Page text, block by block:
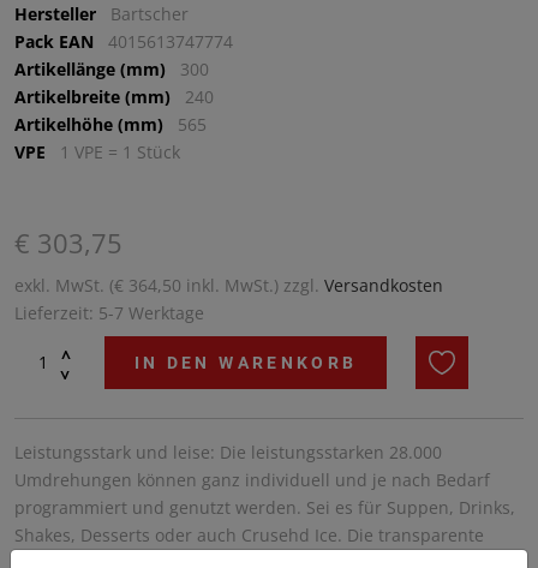
Hersteller
Bartscher
Pack EAN
4015613747774
Artikellänge (mm)
300
Artikelbreite (mm)
240
Artikelhöhe (mm)
565
VPE
1 VPE = 1 Stück
€ 303,75
exkl. MwSt. (€ 364,50 inkl. MwSt.) zzgl. Versandkosten
Lieferzeit: 5-7 Werktage
^
^
IN DEN WARENKORB
Leistungsstark und leise: Die leistungsstarken 28.000
Umdrehungen können ganz individuell und je nach Bedarf
programmiert und genutzt werden. Sei es für Suppen, Drinks,
Shakes, Desserts oder auch Crusehd Ice. Die transparente